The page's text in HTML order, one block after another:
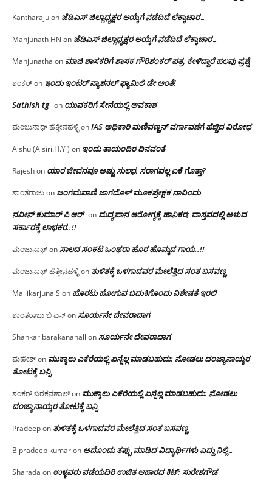
Kantharajuon ಜೆಡಿಎಸ್ ಜಿಲ್ಲಾಧ್ಯಕ್ಷರ ಆಯ್ಕೆಗೆ ನಡೆದಿದೆ ಲೆಕ್ಕಾಚಾರ…
Manjunath HN on ಜೆಡಿಎಸ್ ಜಿಲ್ಲಾಧ್ಯಕ್ಷರ ಆಯ್ಕೆಗೆ ನಡೆದಿದೆ ಲೆಕ್ಕಾಚಾರ…
Manjunatha on ಮಾಜಿ ಶಾಸಕರಿಗೆ ಶಾಸಕ ಗೌರಿಶಂಕರ್ ಪತ್ರ, ಕೇಳಿದ್ದಾರೆ ಹಲವು ಪ್ರಶ್ನೆ
ಶಂಕರ್on ಇಂದು ಇಂಟರ್ ನ್ಯಾಶನಲ್ ಫ್ಯಾಮಿಲಿ ಡೇ ಅಂತೆ!
Sathish tg on ಯುವಕರಿಗೆ ಸೇನೆಯಲ್ಲಿ ಅವಕಾಶ
ಮಂಜುನಾಥ್ ಹೆತ್ತೇನಹಳ್ಳಿonIAS ಅಧಿಕಾರಿ ಮಣಿವಣ್ಣನ್ ವರ್ಗಾವಣೆಗೆ ಹೆಚ್ಚಿದ‌ ವಿರೋಧ
Aishu (Aisiri.H.Y ) on ಇಂದು ತಾಯಂದಿರ ದಿನವಂತೆ
Rajeshon ಯಾರ ಜೀವನವೂ ಅಷ್ಟು ಸುಲಭ, ಸರಾಗವಲ್ಲ ಏಕೆ ಗೊತ್ತಾ?
ಶಾಂತರಾಜುon ಜಂಗಮವಾಣಿ ಜಾಗದೊಳ್ ಮೂಕಪ್ರೇಕ್ಷಕ ನಾವಿಂದು
ನವೀನ್ ಕುಮಾರ್ ಪಿ ಆರ್ on ಮದ್ಯಪಾನ ಆರೋಗ್ಯಕ್ಕೆ ಹಾನಿಕರ; ವಾಸ್ತವದಲ್ಲಿ ಅಳುವ
ಸರ್ಕಾರಕ್ಕೆ ಲಾಭಕರ..!!
ಮಂಜುನಾಥ್onಸಾಲದ ಸಂಕಟ ಒಂಥರಾ ಹೊರ ಹೊಮ್ಮದ ಗಾಯ..!!
ಮಂಜುನಾಥ್ ಹೆತ್ತೇನಹಳ್ಳಿon ತುಳಿತಕ್ಕೆ ಒಳಗಾದವರ ಮೇಲೆತ್ತಿದ ಸಂತ ಬಸವಣ್ಣ
Mallikarjuna S on ಹೊರಟು ಹೋಗುವ ಬದುಕಿಗೊಂದು ವಿಶೇಷತೆ ಇರಲಿ
ಶಾಂತರಾಜು ಬಿ ಎಸ್onಸೂರ್ಯನೇ ದೇವರಾದಾಗ
Shankar barakanahall onಸೂರ್ಯನೇ ದೇವರಾದಾಗ
ಮಹೇಶ್on ಮುಕ್ಕಾಲು ಎಕೆರೆಯಲ್ಲಿ ಏನ್ನೆಲ್ಲ‌ ಮಾಡಬಹುದು: ನೋಡಲು ದಂಜ್ಯಾನಾಯ್ಕರ
ತೋಟಕ್ಕೆ ಬನ್ನಿ
ಶಂಕರ್ ಬರಕನಹಾಲ್on ಮುಕ್ಕಾಲು ಎಕೆರೆಯಲ್ಲಿ ಏನ್ನೆಲ್ಲ‌ ಮಾಡಬಹುದು: ನೋಡಲು
ದಂಜ್ಯಾನಾಯ್ಕರ ತೋಟಕ್ಕೆ ಬನ್ನಿ
Pradeepon ತುಳಿತಕ್ಕೆ ಒಳಗಾದವರ ಮೇಲೆತ್ತಿದ ಸಂತ ಬಸವಣ್ಣ
B pradeep kumaron ಅದೊಂದು ತಪ್ಪು ಮಾಡಿದ ವಿದ್ಯಾರ್ಥಿಗಳು ಎದ್ದು ನಿಲ್ಲಿ…
Sharada on ಉಳ್ಳವರು ಪಡೆಯದಿರಿ ಉಚಿತ ಆಹಾರದ ಕಿಟ್: ಸುರೇಶಗೌಡ